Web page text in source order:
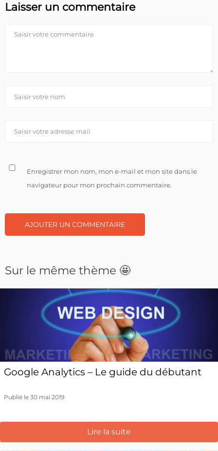
Laisser un commentaire
Enregistrer mon nom, mon e-mail et mon site dans le
navigateur pour mon prochain commentaire.
Sur le même thème 🤩
Google Analytics – Le guide du débutant
Publié le 30 mai 2019
Lire la suite